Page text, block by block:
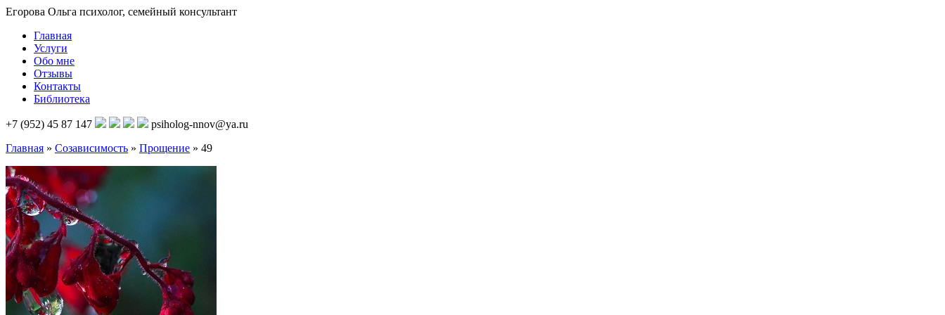
Егорова Ольга психолог, семейный консультант
Главная
Услуги
Обо мне
Отзывы
Контакты
Библиотека
+7 (952) 45 87 147
psiholog-nnov@ya.ru
Главная » Созависимость » Прощение » 49